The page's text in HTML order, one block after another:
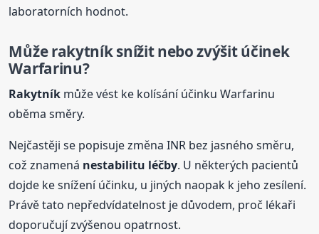
laboratorních hodnot.
Můžerakytníksnížit nebo zvýšit účinek
Warfarinu?
Rakytník může vést ke kolísání účinku Warfarinu
oběma směry.
Nejčastěji se popisuje změna INR bez jasného směru,
což znamená nestabilitu léčby. U některých pacientů
dojde ke snížení účinku, u jiných naopak k jeho zesílení.
Právě tato nepředvídatelnost je důvodem, proč lékaři
doporučují zvýšenou opatrnost.